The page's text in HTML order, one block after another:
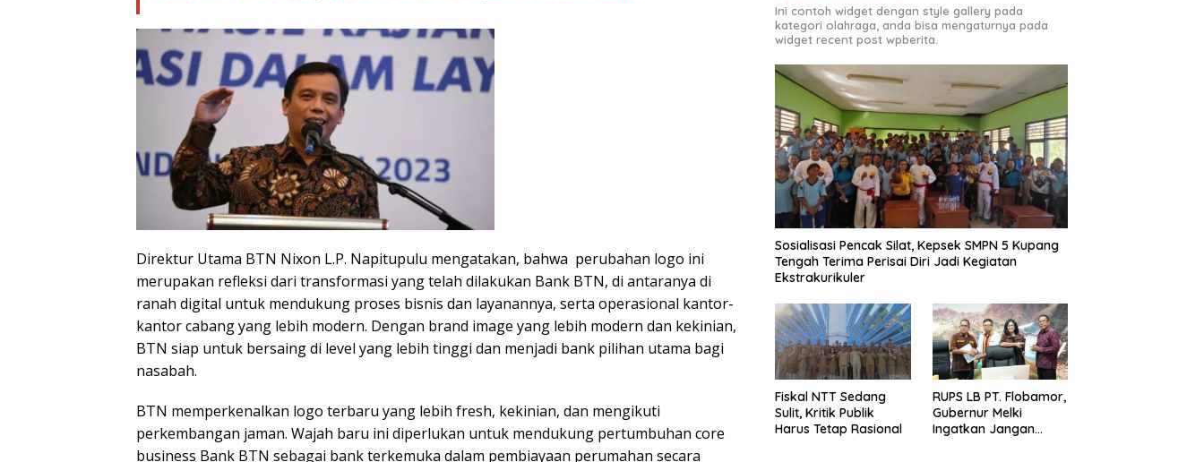
Direktur Utama BTN Nixon L.P. Napitupulu mengatakan, bahwa perubahan logo ini
merupakan refleksi dari transformasi yang telah dilakukan Bank BTN, di antaranya di
ranah digital untuk mendukung proses bisnis dan layanannya, serta operasional kantor-
kantor cabang yang lebih modern. Dengan brand image yang lebih modern dan kekinian,
BTN siap untuk bersaing di level yang lebih tinggi dan menjadi bank pilihan utama bagi
nasabah.
BTN memperkenalkan logo terbaru yang lebih fresh, kekinian, dan mengikuti
perkembangan jaman. Wajah baru ini diperlukan untuk mendukung pertumbuhan core
business Bank BTN sebagai bank terkemuka dalam pembiayaan perumahan secara
Ini contoh widget dengan style gallery pada
kategori olahraga, anda bisa mengaturnya pada
widget recent post wpberita.
Sosialisasi Pencak Silat, Kepsek SMPN 5 Kupang
Tengah Terima Perisai Diri Jadi Kegiatan
Ekstrakurikuler
Fiskal NTT Sedang
Sulit, Kritik Publik
Harus Tetap Rasional
RUPS LB PT. Flobamor,
Gubernur Melki
Ingatkan Jangan